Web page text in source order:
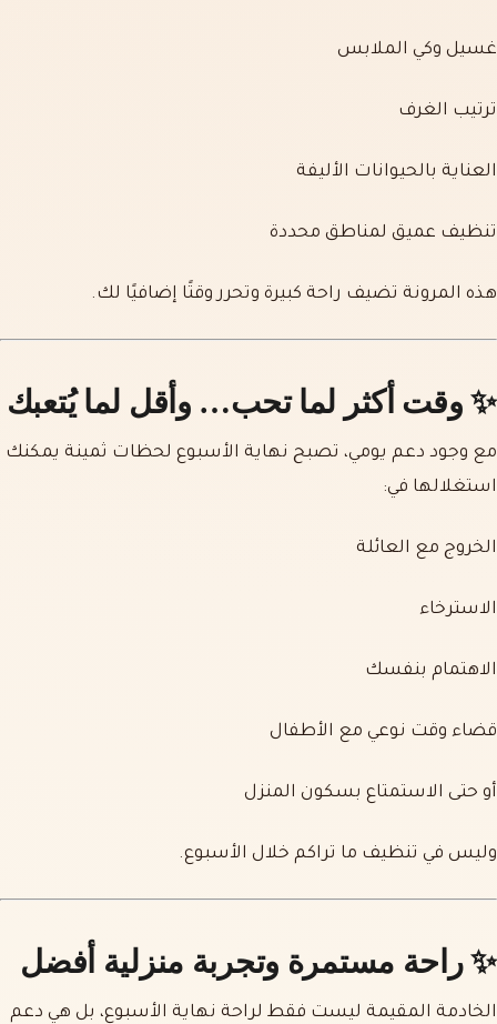
غسيل وكي الملابس
ترتيب الغرف
العناية بالحيوانات الأليفة
تنظيف عميق لمناطق محددة
هذه المرونة تضيف راحة كبيرة وتحرر وقتًا إضافيًا لك.
✨ وقت أكثر لما تحب… وأقل لما يُتعبك
مع وجود دعم يومي، تصبح نهاية الأسبوع لحظات ثمينة يمكنك
استغلالها في:
الخروج مع العائلة
الاسترخاء
الاهتمام بنفسك
قضاء وقت نوعي مع الأطفال
أو حتى الاستمتاع بسكون المنزل
وليس في تنظيف ما تراكم خلال الأسبوع.
✨راحة مستمرة وتجربة منزلية أفضل
الخادمة المقيمة ليست فقط لراحة نهاية الأسبوع، بل هي دعم